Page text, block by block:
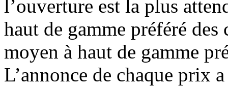
l’ouverture est la plus
haut de gamme préféré
moyen à haut de gamme
L’annonce de chaque prix